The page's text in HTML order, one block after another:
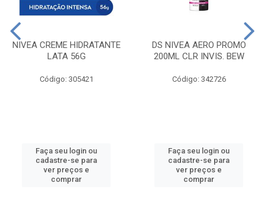
NIVEA CREME HIDRATANTE
LATA 56G
Código: 305421
Faça seu login ou
cadastre-se para
ver preços e
comprar
DS NIVEA AERO PROMO
200ML CLR INVIS. BEW
Código: 342726
Faça seu login ou
cadastre-se para
ver preços e
comprar